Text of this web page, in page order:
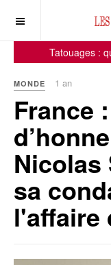
Tatouages :
MONDE 1 an
France
Nicolas
sa
l'affaire